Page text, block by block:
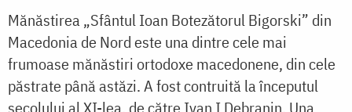
Mănăstirea „Sfântul Ioan Botezătorul Bigorski” din
Macedonia de Nord este una dintre cele mai
frumoase mănăstiri ortodoxe macedonene, din cele
păstrate până astăzi. A fost contruită la începutul